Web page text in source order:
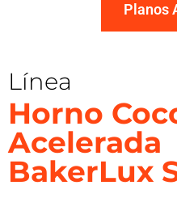
Planos
Línea
Horno
Acelerada
BakerLux